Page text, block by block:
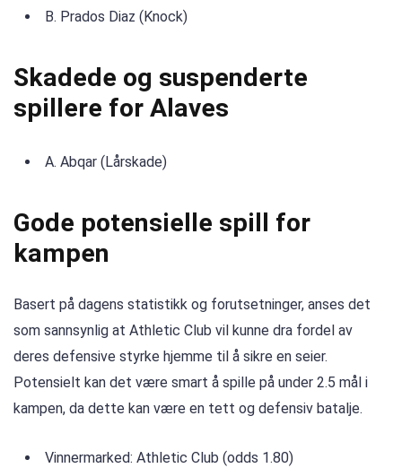
B. Prados Diaz (Knock)
Skadede og suspenderte
spillere for Alaves
A. Abqar (Lårskade)
Gode ​​potensielle spill for
kampen
Basert på dagens statistikk og forutsetninger, anses det
som sannsynlig at Athletic Club vil kunne dra fordel av
deres defensive styrke hjemme til å sikre en seier.
Potensielt kan det være smart å spille på under 2.5 mål i
kampen, da dette kan være en tett og defensiv batalje.
Vinnermarked: Athletic Club (odds 1.80)